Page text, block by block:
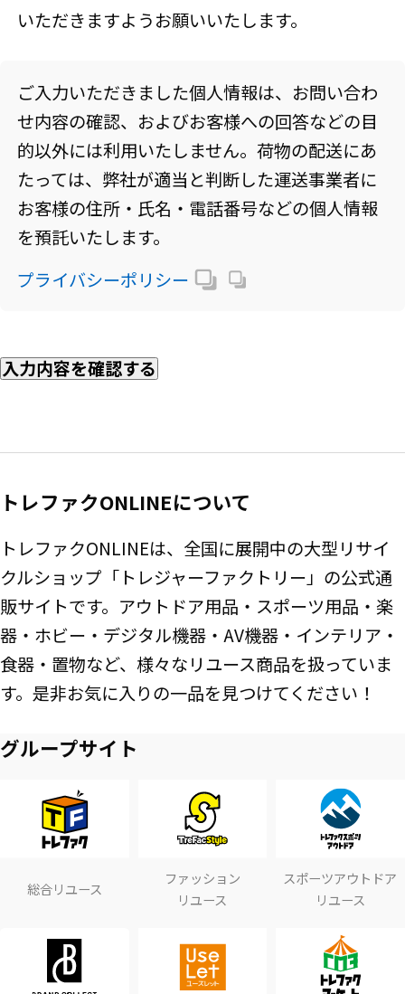
いただきますようお願いいたします。
ご入力いただきました個人情報は、お問い合わ
せ内容の確認、およびお客様への回答などの目
的以外には利用いたしません。荷物の配送にあ
たっては、弊社が適当と判断した運送事業者に
お客様の住所・氏名・電話番号などの個人情報
を預託いたします。
プライバシーポリシー
入力内容を確認する
トレファクONLINEについて
トレファクONLINEは、全国に展開中の大型リサイ
クルショップ「トレジャーファクトリー」の公式通
販サイトです。アウトドア用品・スポーツ用品・楽
器・ホビー・デジタル機器・AV機器・インテリア・
食器・置物など、様々なリユース商品を扱っていま
す。是非お気に入りの一品を見つけてください！
グループサイト
総合リユース
ファッション
リユース
スポーツアウトドア
リユース